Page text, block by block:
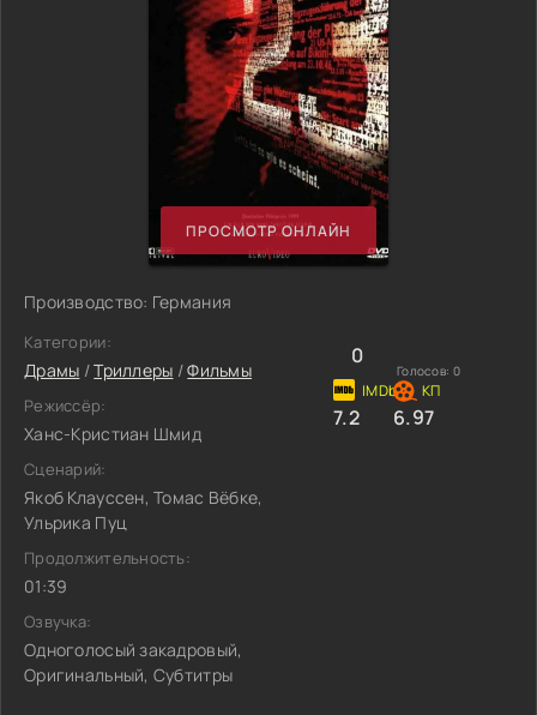
ПРОСМОТР ОНЛАЙН
Производство: Германия
Категории:
Драмы /Триллеры /Фильмы
Режиссёр:
Ханс-Кристиан Шмид
Сценарий:
Якоб Клауссен, Томас Вёбке,
Ульрика Пуц
Продолжительность:
01:39
Озвучка:
Одноголосый закадровый,
Оригинальный, Субтитры
0
Голосов: 0
7.2 6.97